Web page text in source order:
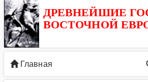
ДРЕВНЕЙШИЕ
ВОСТОЧНОЙ
Главная